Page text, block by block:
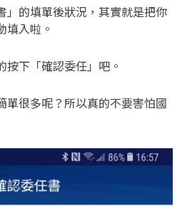
」的填單後狀況，其實就是把你
填入啦。
下「確認委任」吧。
單很多呢？所以真的不要害怕國